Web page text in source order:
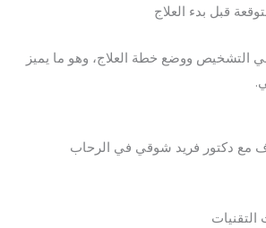
قبل بدء العلاج
التشخيص ووضع خطة العلاج، وهو ما يميز
مع دكتور فريد شوقي في الرحاب